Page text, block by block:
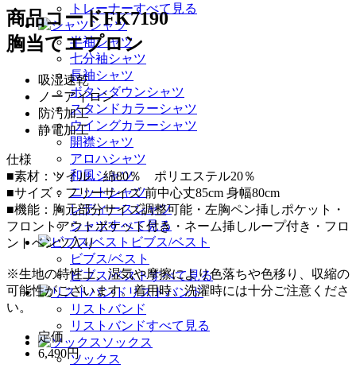
トレーナーすべて見る
シャツ
半袖シャツ
七分袖シャツ
長袖シャツ
ボタンダウンシャツ
スタンドカラーシャツ
ウイングカラーシャツ
開襟シャツ
アロハシャツ
和風シャツ
ニットシャツ
レディースシャツ
シャツすべて見る
ビブス/ベスト
ビブス/ベスト
ビブス/ベストすべて見る
リストバンド
リストバンド
リストバンドすべて見る
ソックス
ソックス
商品コードFK7190
胸当てエプロン
吸湿速乾
ノーアイロン
防汚加工
静電加工
仕様
■素材：ツイル 綿80％ ポリエステル20％
■サイズ：フリーサイズ 前中心丈85cm 身幅80cm
■機能：胸元部分サイズ調整可能・左胸ペン挿しポケット・
フロントアウトポケット付き・ネーム挿しループ付き・フロ
ントベンツ入り
※生地の特性上、湿気や摩擦により色落ちや色移り、収縮の
可能性がございます。着用時、洗濯時には十分ご注意くださ
い。
定価
6,490円